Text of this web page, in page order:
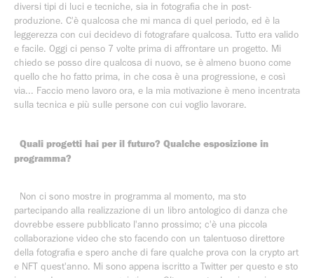
diversi tipi di luci e tecniche, sia in fotografia che in post-
produzione. C'è qualcosa che mi manca di quel periodo, ed è la
leggerezza con cui decidevo di fotografare qualcosa. Tutto era valido
e facile. Oggi ci penso 7 volte prima di affrontare un progetto. Mi
chiedo se posso dire qualcosa di nuovo, se è almeno buono come
quello che ho fatto prima, in che cosa è una progressione, e così
via... Faccio meno lavoro ora, e la mia motivazione è meno incentrata
sulla tecnica e più sulle persone con cui voglio lavorare.
Quali progetti hai per il futuro? Qualche esposizione in
programma?
Non ci sono mostre in programma al momento, ma sto
partecipando alla realizzazione di un libro antologico di danza che
dovrebbe essere pubblicato l'anno prossimo; c'è una piccola
collaborazione video che sto facendo con un talentuoso direttore
della fotografia e spero anche di fare qualche prova con la crypto art
e NFT quest'anno. Mi sono appena iscritto a Twitter per questo e sto